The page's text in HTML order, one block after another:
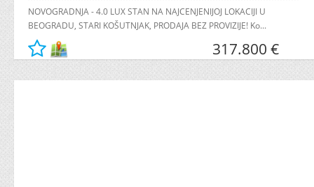
NOVOGRADNJA - 4.0 LUX STAN NA NAJCENJENIJOJ LOKACIJI U
BEOGRADU, STARI KOŠUTNJAK, PRODAJA BEZ PROVIZIJE! Ko...
317.800 €